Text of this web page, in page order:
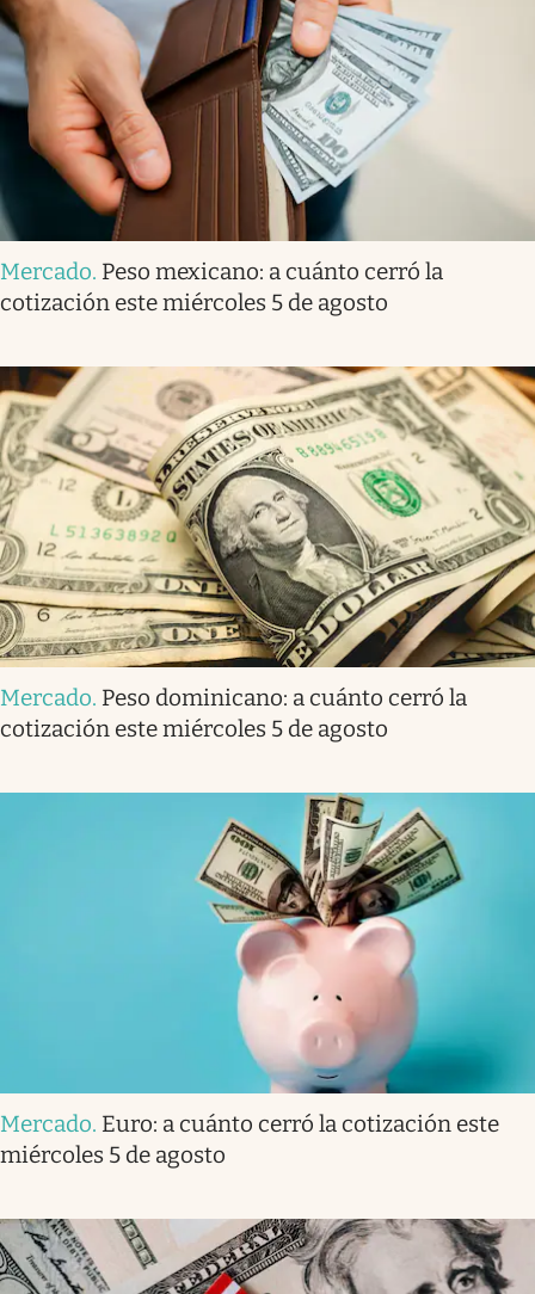
Mercado. Peso mexicano: a cuánto cerró la
cotización este miércoles 5 de agosto
Mercado. Peso dominicano: a cuánto cerró la
cotización este miércoles 5 de agosto
Mercado. Euro: a cuánto cerró la cotización este
miércoles 5 de agosto